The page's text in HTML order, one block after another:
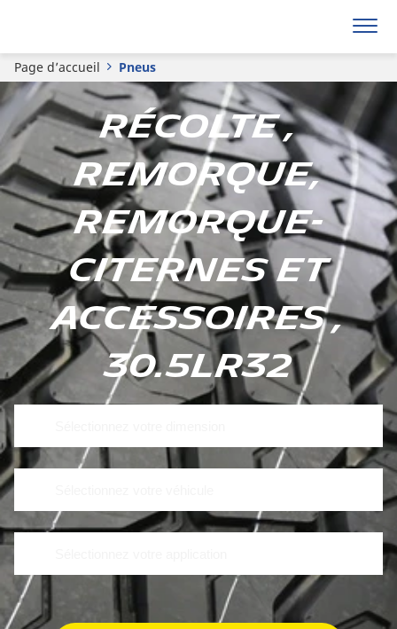
Page d’accueil Pneus
Récolte ,
Remorque,
remorque-
citernes et
accessoires ,
30.5LR32